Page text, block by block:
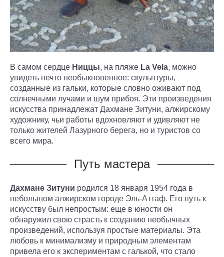
В самом сердце Ниццы, на пляже La Vela, можно
увидеть нечто необыкновенное: скульптуры,
созданные из гальки, которые словно оживают под
солнечными лучами и шум прибоя. Эти произведения
искусства принадлежат Дахмане Зитуни, алжирскому
художнику, чьи работы вдохновляют и удивляют не
только жителей Лазурного берега, но и туристов со
всего мира.
Путь мастера
Дахмане Зитуни родился 18 января 1954 года в
небольшом алжирском городе Эль-Аттаф. Его путь к
искусству был непростым: еще в юности он
обнаружил свою страсть к созданию необычных
произведений, используя простые материалы. Эта
любовь к минимализму и природным элементам
привела его к экспериментам с галькой, что стало